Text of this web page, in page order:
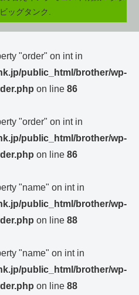
ッグタンク.
"order" on int in
public_html/brother/wp-
on line 86
"order" on int in
public_html/brother/wp-
on line 86
"name" on int in
public_html/brother/wp-
on line 88
"name" on int in
public_html/brother/wp-
on line 88